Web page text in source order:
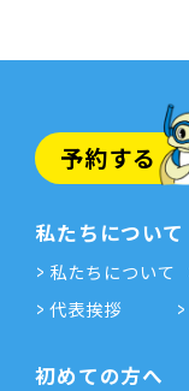
予約する
私たちについて
私たちについて
代表挨拶
初めての方へ